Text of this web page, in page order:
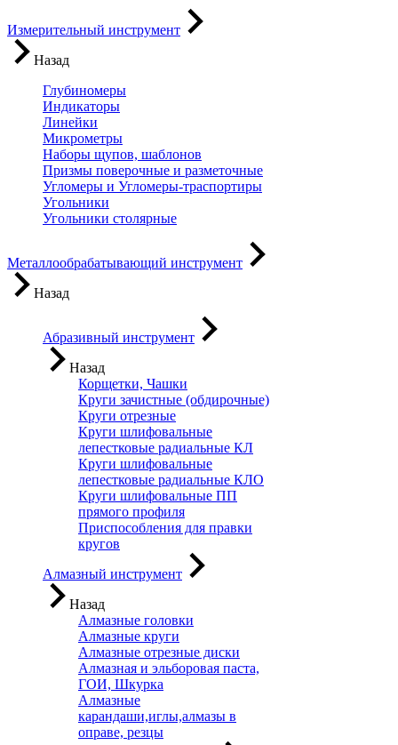
Измерительный инструмент
Назад
Глубиномеры
Индикаторы
Линейки
Микрометры
Наборы щупов, шаблонов
Призмы поверочные и разметочные
Угломеры и Угломеры-траспортиры
Угольники
Угольники столярные
Металлообрабатывающий инструмент
Назад
Абразивный инструмент
Назад
Корщетки, Чашки
Круги зачистные (обдирочные)
Круги отрезные
Круги шлифовальные
лепестковые радиальные КЛ
Круги шлифовальные
лепестковые радиальные КЛО
Круги шлифовальные ПП
прямого профиля
Приспособления для правки
кругов
Алмазный инструмент
Назад
Алмазные головки
Алмазные круги
Алмазные отрезные диски
Алмазная и эльборовая паста,
ГОИ, Шкурка
Алмазные
карандаши,иглы,алмазы в
оправе, резцы